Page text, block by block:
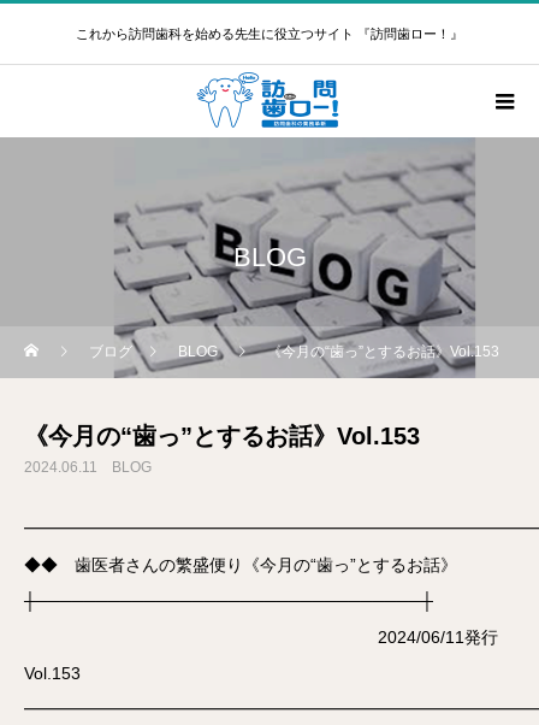
これから訪問歯科を始める先生に役立つサイト 『訪問歯ロー！』
BLOG
ブログ BLOG 《今月の“歯っ”とするお話》Vol.153
《今月の“歯っ”とするお話》Vol.153
2024.06.11 BLOG
◆◆ 歯医者さんの繁盛便り《今月の“歯っ”とするお話》
┼────────────────────────────────┼
2024/06/11発行
Vol.153